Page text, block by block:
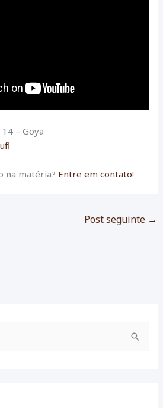
– Goya
na matéria? Entre em contato!
Post seguinte →